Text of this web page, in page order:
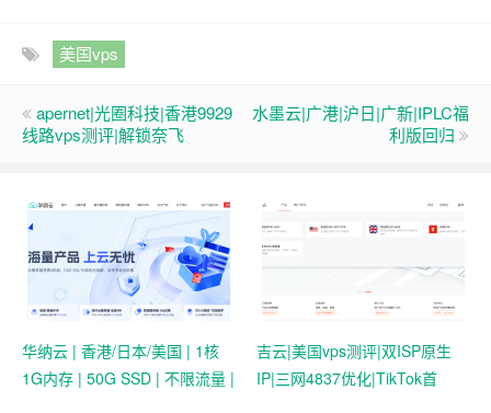
美国vps
apernet|光圈科技|香港9929
线路vps测评|解锁奈飞
水墨云|广港|沪日|广新|IPLC福
利版回归
华纳云 | 香港/日本/美国 | 1核
1G内存 | 50G SSD | 不限流量 |
吉云|美国vps测评|双ISP原生
IP|三网4837优化|TikTok首